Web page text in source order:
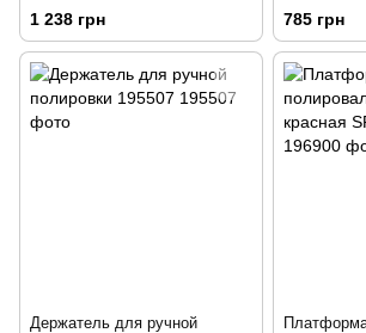
M14 black with ZV-
BP0007600RM 194791
1 238 грн
круги
198189
785 грн
Держатель для ручной